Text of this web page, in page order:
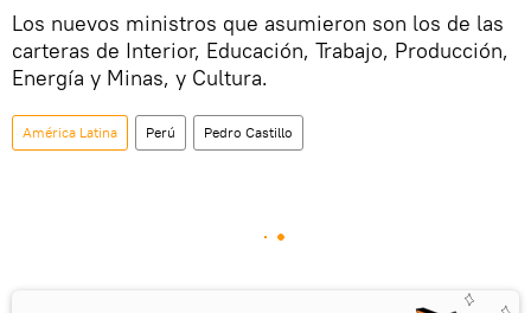
Los nuevos ministros que asumieron son los de las
carteras de Interior, Educación, Trabajo, Producción,
Energía y Minas, y Cultura.
América Latina Perú Pedro Castillo